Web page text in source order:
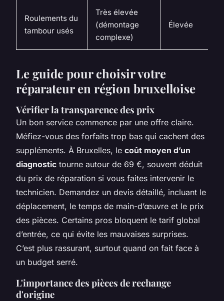
Roulements du
tambour usés
Très élevée
(démontage
complexe)
Élevée
Le guide pour choisir votre
réparateur en région bruxelloise
Vérifier la transparence des prix
Un bon service commence par une offre claire.
Méfiez-vous des forfaits trop bas qui cachent des
suppléments. À Bruxelles, le coût moyen d’un
diagnostic tourne autour de 69 €, souvent déduit
du prix de réparation si vous faites intervenir le
technicien. Demandez un devis détaillé, incluant le
déplacement, le temps de main-d’œuvre et le prix
des pièces. Certains pros bloquent le tarif global
d’entrée, ce qui évite les mauvaises surprises.
C’est plus rassurant, surtout quand on fait face à
un budget serré.
L'importance des pièces de rechange
d'origine